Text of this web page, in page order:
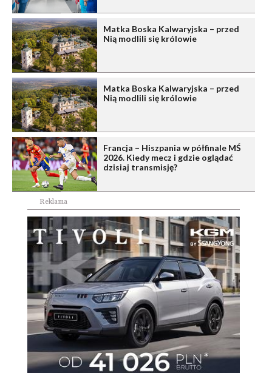
Matka Boska Kalwaryjska – przed
Nią modlili się królowie
Matka Boska Kalwaryjska – przed
Nią modlili się królowie
Francja – Hiszpania w półfinale MŚ
2026. Kiedy mecz i gdzie oglądać
dzisiaj transmisję?
Reklama